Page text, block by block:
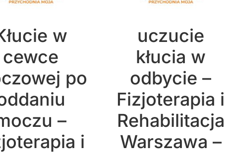
w
cewce
po
–
i
uczucie
kłucia w
odbycie –
Fizjoterapia i
Rehabilitacja
Warszawa –